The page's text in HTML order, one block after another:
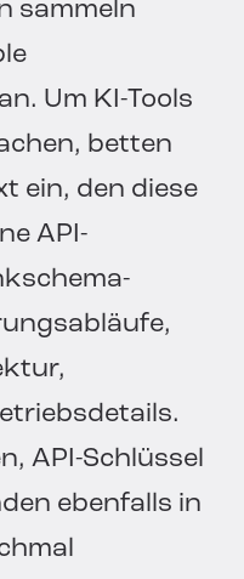
sammeln
Um KI-Tools
betten
ein, den diese
API-
API-Schlüssel
ebenfalls in